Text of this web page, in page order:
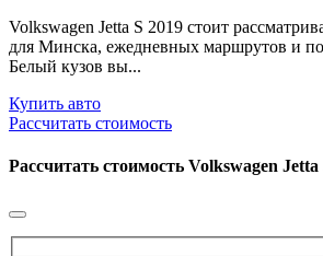
Volkswagen Jetta S 2019 стоит
для Минска, ежедневных маршрутов и
Белый кузов вы...
Купить авто
Рассчитать стоимость
Рассчитать стоимость Volkswagen Jetta